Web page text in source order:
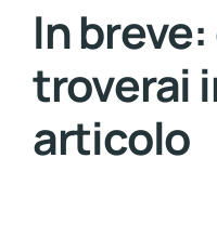
In
troverai
articolo